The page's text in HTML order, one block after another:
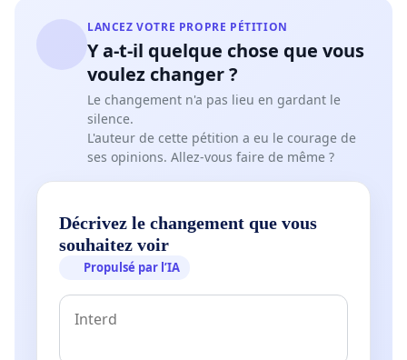
LANCEZ VOTRE PROPRE PÉTITION
Y a-t-il quelque chose que vous
voulez changer ?
Le changement n'a pas lieu en gardant le
silence.
L'auteur de cette pétition a eu le courage de
ses opinions. Allez-vous faire de même ?
Décrivez le changement que vous
souhaitez voir
Propulsé par l’IA